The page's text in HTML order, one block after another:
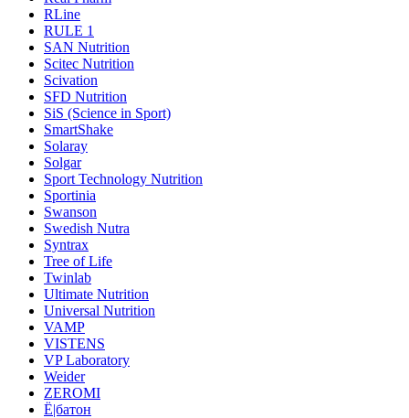
RLine
RULE 1
SAN Nutrition
Scitec Nutrition
Scivation
SFD Nutrition
SiS (Science in Sport)
SmartShake
Solaray
Solgar
Sport Technology Nutrition
Sportinia
Swanson
Swedish Nutra
Syntrax
Tree of Life
Twinlab
Ultimate Nutrition
Universal Nutrition
VAMP
VISTENS
VP Laboratory
Weider
ZEROMI
Ё|батон